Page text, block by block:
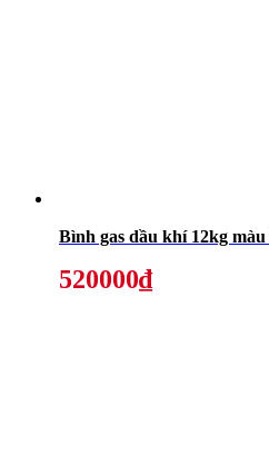
Bình gas dầu khí 12kg màu
520000₫